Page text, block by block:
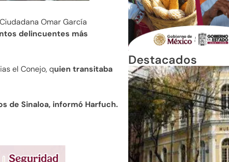
Omar García
delincuentes más
el Conejo, quien transitaba
de Sinaloa, informó Harfuch.
Destacados